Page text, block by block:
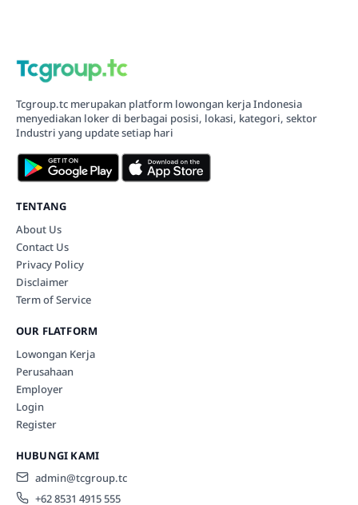
Tcgroup.tc merupakan platform lowongan kerja Indonesia
menyediakan loker di berbagai posisi, lokasi, kategori, sektor
Industri yang update setiap hari
TENTANG
About Us
Contact Us
Privacy Policy
Disclaimer
Term of Service
OUR FLATFORM
Lowongan Kerja
Perusahaan
Employer
Login
Register
HUBUNGI KAMI
admin@tcgroup.tc
+62 8531 4915 555